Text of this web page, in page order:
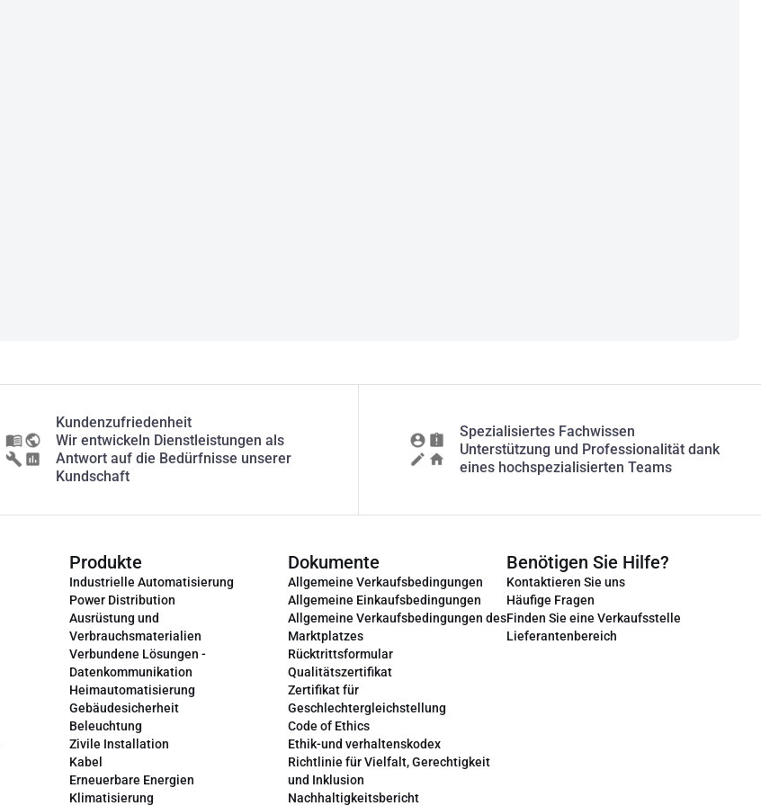
Kundenzufriedenheit
Wir entwickeln Dienstleistungen als
Antwort auf die Bedürfnisse unserer
Kundschaft
Spezialisiertes Fachwissen
Unterstützung und Professionalität dank
eines hochspezialisierten Teams
Produkte
Industrielle Automatisierung
Power Distribution
Ausrüstung und
Verbrauchsmaterialien
Verbundene Lösungen -
Datenkommunikation
Heimautomatisierung
Gebäudesicherheit
Beleuchtung
Zivile Installation
Kabel
Erneuerbare Energien
Klimatisierung
Dokumente
Allgemeine Verkaufsbedingungen
Allgemeine Einkaufsbedingungen
Allgemeine Verkaufsbedingungen des
Marktplatzes
Rücktrittsformular
Qualitätszertifikat
Zertifikat für
Geschlechtergleichstellung
Code of Ethics
Ethik-und verhaltenskodex
Richtlinie für Vielfalt, Gerechtigkeit
und Inklusion
Nachhaltigkeitsbericht
Benötigen Sie Hilfe?
Kontaktieren Sie uns
Häufige Fragen
Finden Sie eine Verkaufsstelle
Lieferantenbereich